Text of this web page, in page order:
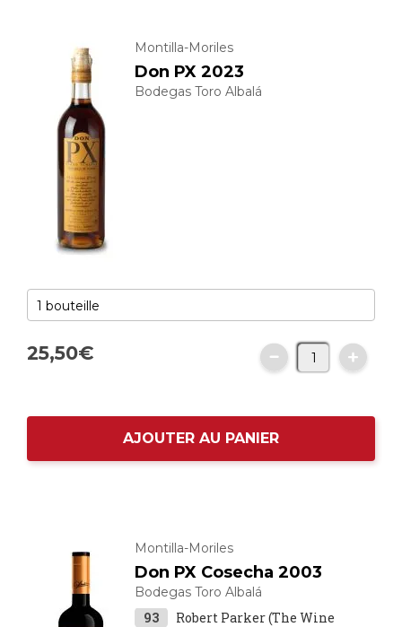
Montilla-Moriles
Don PX 2023
Bodegas Toro Albalá
25,50€
AJOUTER AU PANIER
Montilla-Moriles
Don PX Cosecha 2003
Bodegas Toro Albalá
93
Robert Parker (The Wine